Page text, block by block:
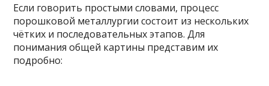
Если говорить простыми словами, процесс
порошковой металлургии состоит из нескольких
чётких и последовательных этапов. Для
понимания общей картины представим их
подробно: